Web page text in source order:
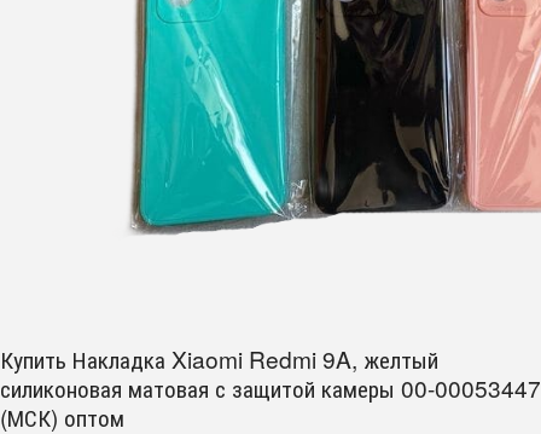
Купить Накладка Xiaomi Redmi 9A, желтый
силиконовая матовая с защитой камеры 00-00053447
(МСК) оптом